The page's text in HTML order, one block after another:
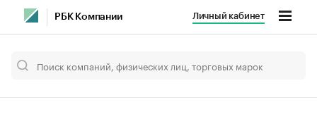
РБК Компании Личный кабинет